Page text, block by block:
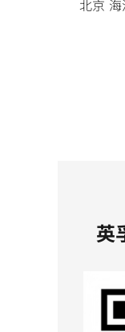
北京 海
英